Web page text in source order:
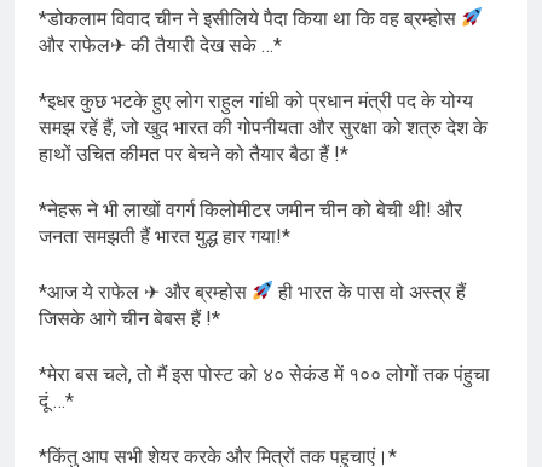
*डोकलाम विवाद चीन ने इसीलिये पैदा किया था कि वह ब्रम्होस
और राफेल✈ की तैयारी देख सके …*
*इधर कुछ भटके हुए लोग राहुल गांधी को प्रधान मंत्री पद के योग्य
समझ रहें हैं, जो खुद भारत की गोपनीयता और सुरक्षा को शत्रु देश के
हाथों उचित कीमत पर बेचने को तैयार बैठा हैं !*
*नेहरू ने भी लाखों वगर्ग किलोमीटर जमीन चीन को बेची थी! और
जनता समझती हैं भारत युद्ध हार गया!*
*आज ये राफेल ✈ और ब्रम्होस
ही भारत के पास वो अस्त्र हैं
जिसके आगे चीन बेबस हैं !*
*मेरा बस चले, तो मैं इस पोस्ट को ४० सेकंड में १०० लोगों तक पंहुचा
दूं …*
*किंतु आप सभी शेयर करके और मित्रों तक पहुचाएं।*